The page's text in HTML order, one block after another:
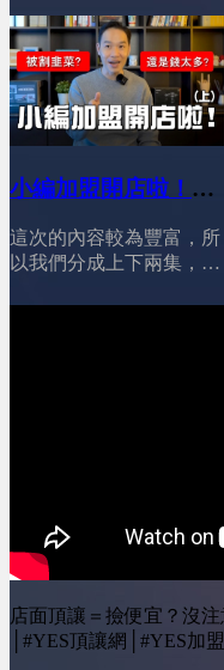
wei&nbsp;&nbsp;YES加盟
線上加盟展：
https://yesally.com.tw/
按讚我的Facebook專頁：
https://www.facebook.com/
按讚我的Instagram專頁：
具備經營、輔導、數據與
策略的能力。再加上 AI
與曝光管道全面重組，沒
有真實力的品牌，正在被
市場快速淘汰。這七個現
況，會直接影響你適不適
能不能活下來。
創業資金變貴了，但加盟
門檻卻更低&nbsp;01:55
更警慎&nbsp;02:48 市場
市場正在淘汰沒有真實力
的品牌
加盟訂閱我的Youtube頻
道 ：&nbsp;@leo-
wei&nbsp;&nbsp;YES加盟
新手創業者來說，選對貸
款很重要，尤其是打算加
盟品牌、快速開店的人，
找對資金管道，不只可以
減輕初期壓力，還能把省
營運效率。想穩穩踏出創
你的貸款，真的差很多！
貸?!05:53 青創貸款&amp;
按讚我的Facebook專頁：
https://www.facebook.com/
按讚我的Instagram專頁：
小編加盟開店啦！
幫幫忙
這次的內容較為豐富，所
以我們分成上下兩集，
享給大家！ #加盟 #開店
#創業 #沈記脆皮五花豬
00:45 如何篩選品牌?
02:11 遇到特殊狀況?!
店面頂讓＝撿便宜？沒
│#YES頂讓網│#YES加